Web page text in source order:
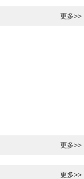
更多>>
更多>>
更多>>